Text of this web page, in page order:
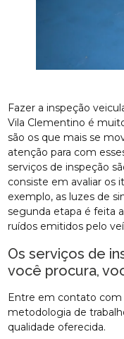
Fazer a inspeção
Vila Clementino é
são os que mais se
atenção para com
serviços de inspeção
consiste em avaliar os
exemplo, as luzes de
segunda etapa é feita
ruídos emitidos pelo
Os serviços de
você procura,
Entre em contato com
metodologia de
qualidade oferecida.